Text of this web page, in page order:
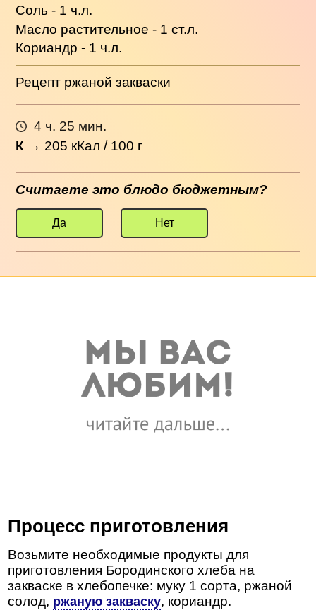
Соль - 1 ч.л.
Масло растительное - 1 ст.л.
Кориандр - 1 ч.л.
Рецепт ржаной закваски
4 ч. 25 мин.
К → 205 кКал / 100 г
Считаете это блюдо бюджетным?
Да Нет
Процесс приготовления
Возьмите необходимые продукты для
приготовления Бородинского хлеба на
закваске в хлебопечке: муку 1 сорта, ржаной
солод, ржаную закваску, кориандр.